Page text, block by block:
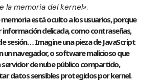
la memoria del kernel».
memoria está oculto a los usuarios, porque
delicada, como contraseñas,
sesión… Imagine una pieza de JavaScript
un navegador, o software malicioso que
servidor de nube público compartido,
datos sensibles protegidos por kernel.